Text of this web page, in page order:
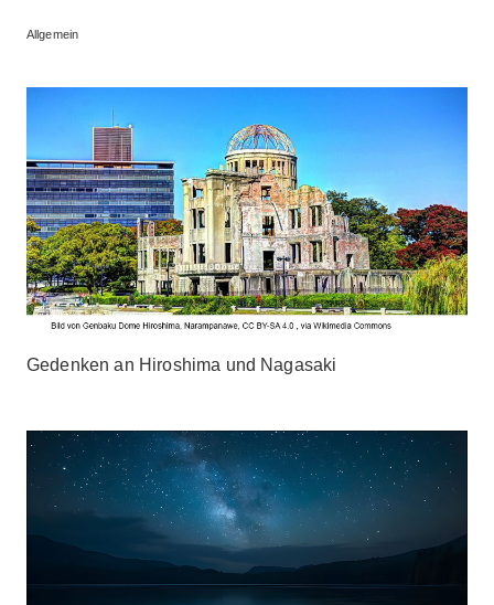
Allgemein
Gedenken an Hiroshima und Nagasaki